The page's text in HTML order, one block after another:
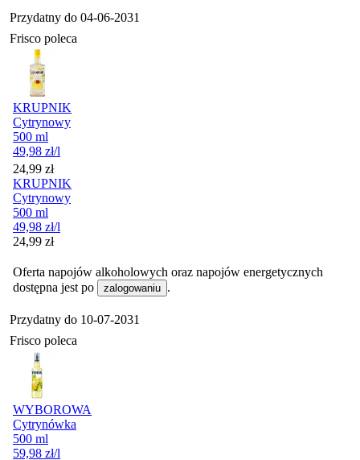
Przydatny do 04-06-2031
Frisco poleca
KRUPNIK
Cytrynowy
500 ml
49,98 zł/l
Cena
24,99 zł
KRUPNIK
Cytrynowy
500 ml
49,98 zł/l
Cena
24,99 zł
Oferta napojów alkoholowych oraz napojów energetycznych
dostępna jest po
zalogowaniu .
Przydatny do 10-07-2031
Frisco poleca
WYBOROWA
Cytrynówka
500 ml
59,98 zł/l